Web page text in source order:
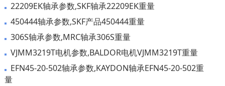
22209EK轴承参数,SKF轴承22209EK重量
450444轴承参数,SKF产品450444重量
306S轴承参数,MRC轴承306S重量
VJMM3219T电机参数,BALDOR电机VJMM3219T重量
EFN45-20-502轴承参数,KAYDON轴承EFN45-20-502重
量